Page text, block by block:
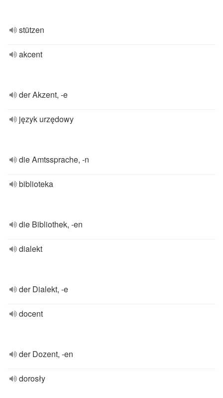
stützen
akcent
der Akzent, -e
język urzędowy
die Amtssprache, -n
biblioteka
die Bibliothek, -en
dialekt
der Dialekt, -e
docent
der Dozent, -en
dorosły